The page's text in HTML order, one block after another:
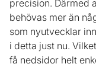
precision. Därmed
behövas mer än
som nyutvecklar
i detta just nu.
få nedsidor helt